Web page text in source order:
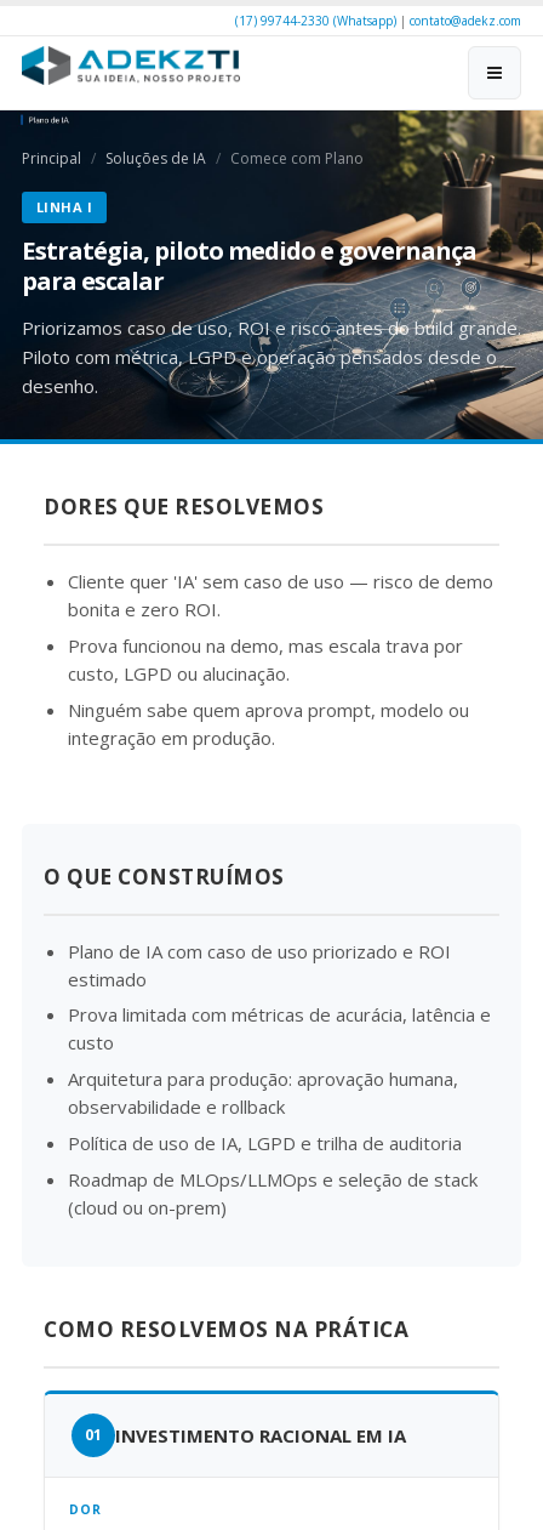
(17) 99744-2330 (Whatsapp) | contato@adekz.com
Principal Soluções de IA Comece com Plano
LINHA I
Estratégia, piloto medido e governança
para escalar
Priorizamos caso de uso, ROI e risco antes do build grande.
Piloto com métrica, LGPD e operação pensados desde o
desenho.
DORES QUE RESOLVEMOS
Cliente quer 'IA' sem caso de uso — risco de demo
bonita e zero ROI.
Prova funcionou na demo, mas escala trava por
custo, LGPD ou alucinação.
Ninguém sabe quem aprova prompt, modelo ou
integração em produção.
O QUE CONSTRUÍMOS
Plano de IA com caso de uso priorizado e ROI
estimado
Prova limitada com métricas de acurácia, latência e
custo
Arquitetura para produção: aprovação humana,
observabilidade e rollback
Política de uso de IA, LGPD e trilha de auditoria
Roadmap de MLOps/LLMOps e seleção de stack
(cloud ou on-prem)
COMO RESOLVEMOS NA PRÁTICA
INVESTIMENTO RACIONAL EM IA
DOR